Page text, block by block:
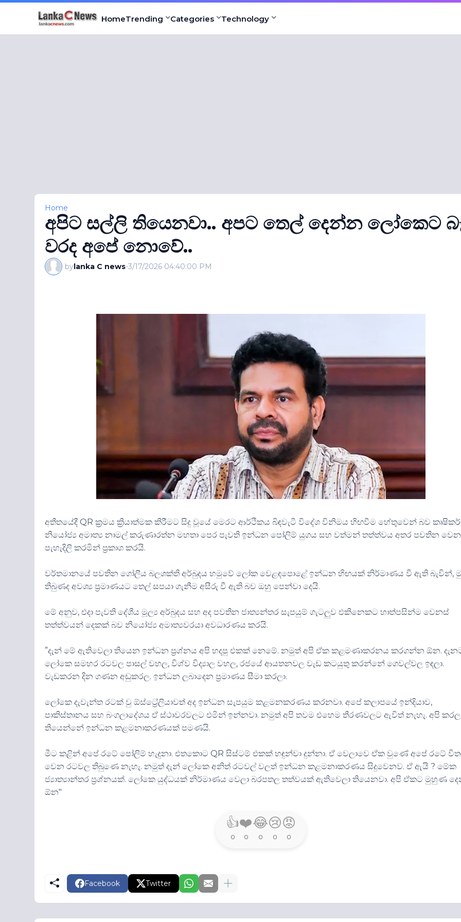
HomeTrending Categories Technology
Home
අපිට සල්ලි තියෙනවා.. අපට තෙල් දෙන්න ලෝකෙට
වරද අපේ නොවේ..
bylanka C news-3/17/2026 04:40:00 PM
අතීතයේදී QR ක්‍රමය ක්‍රියාත්මක කිරීමට සිදු වූයේ මෙරට ආර්ථිකය බිඳවැටී විදේශ විනිමය හිඟවීම හේතුවෙන් බව
නියෝජ්‍ය අමාත්‍ය නාමල් කරුණාරත්න මහතා පෙර පැවති ඉන්ධන පෝලිම් යුගය සහ වත්මන් තත්ත්වය අතර පවතින
පැහැදිලි කරමින් ප්‍රකාශ කරයි.
වර්තමානයේ පවතින ගෝලීය බලශක්ති අර්බුදය හමුවේ ලෝක වෙළඳපොළේ ඉන්ධන හිඟයක් නිර්මාණය වී ඇති බැවින්,
තිබුණද අවශ්‍ය ප්‍රමාණයට තෙල් සපයා ගැනීම අසීරු වී ඇති බව ඔහු පෙන්වා දෙයි.
මේ අනුව, එදා පැවති දේශීය මූල්‍ය අර්බුදය සහ අද පවතින ජාත්‍යන්තර සැපයුම් ගැටලුව එකිනෙකට හාත්පසින්ම වෙනස්
තත්ත්වයන් දෙකක් බව නියෝජ්‍ය අමාත්‍යවරයා අවධාරණය කරයි.
”දැන් මේ ඇතිවෙලා තියෙන ඉන්ධන ප්‍රශ්නය අපි හදපු එකක් නෙමේ. නමුත් අපි ඒක කළමණාකරනය කරගන්න ඕන.
ලෝකෙ සමහර රටවල පාසල් වහල, විශ්ව විද්‍යාල වහල, රජයේ ආයතනවල වැඩ කටයුතු කරන්නේ ගෙවල්වල ඉඳලා.
වැඩකරන දින ගණන අඩුකරල. ඉන්ධන ලබාදෙන ප්‍රමාණය සීමා කරලා.
ලෝකෙ දැවැන්ත රටක් වු ඕස්ට්‍රේලියාවත් අද ඉන්ධන සැපයුම කළමනකරණය කරනවා. අපේ කලාපයේ ඉන්දියාව,
පාකිස්තානය සහ බංගලාදේශය ඒ ස්ථාවරවලට එමින් ඉන්නවා. නමුත් අපි තවම එහෙම තීරණවලට ඇවිත් නැහැ. අපි කරල
තියෙන්නේ ඉන්ධන කළමනාකරණයක් පමණයි.
මීට කළින් අපේ රටේ පෝලිම් හැදුනා. එතකොට QR සිස්ටම් එකක් හඳුන්වා දුන්නා. ඒ වෙලාවෙ ඒක වුණේ අපේ රටේ
වෙන රටවල තිබුණෙ නැහැ. නමුත් දැන් ලෝකෙ අනිත් රටවල් වලත් ඉන්ධන කළමනාකරණය සිදුවෙනව. ඒ ඇයි ? මේක
ජ්‍යාත්‍යාන්තර ප්‍රශ්නයක්. ලෝකෙ යුද්ධයක් නිර්මාණය වෙලා බරපතල තත්වයක් ඇතිවෙලා තියෙනවා. අපි ඒකට මුහුණ
ඕන"
👍
0
❤️
0
😂
0
😢
0
😡
0
Facebook Twitter